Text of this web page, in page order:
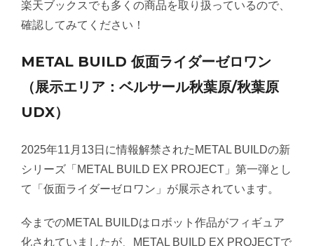
楽天ブックスでも多くの商品を取り扱っているので、
確認してみてください！
METAL BUILD 仮面ライダーゼロワン
（展示エリア：ベルサール秋葉原/秋葉原
UDX）
2025年11月13日に情報解禁されたMETAL BUILDの新
シリーズ「METAL BUILD EX PROJECT」第一弾とし
て「仮面ライダーゼロワン」が展示されています。
今までのMETAL BUILDはロボット作品がフィギュア
化されていましたが、METAL BUILD EX PROJECTで